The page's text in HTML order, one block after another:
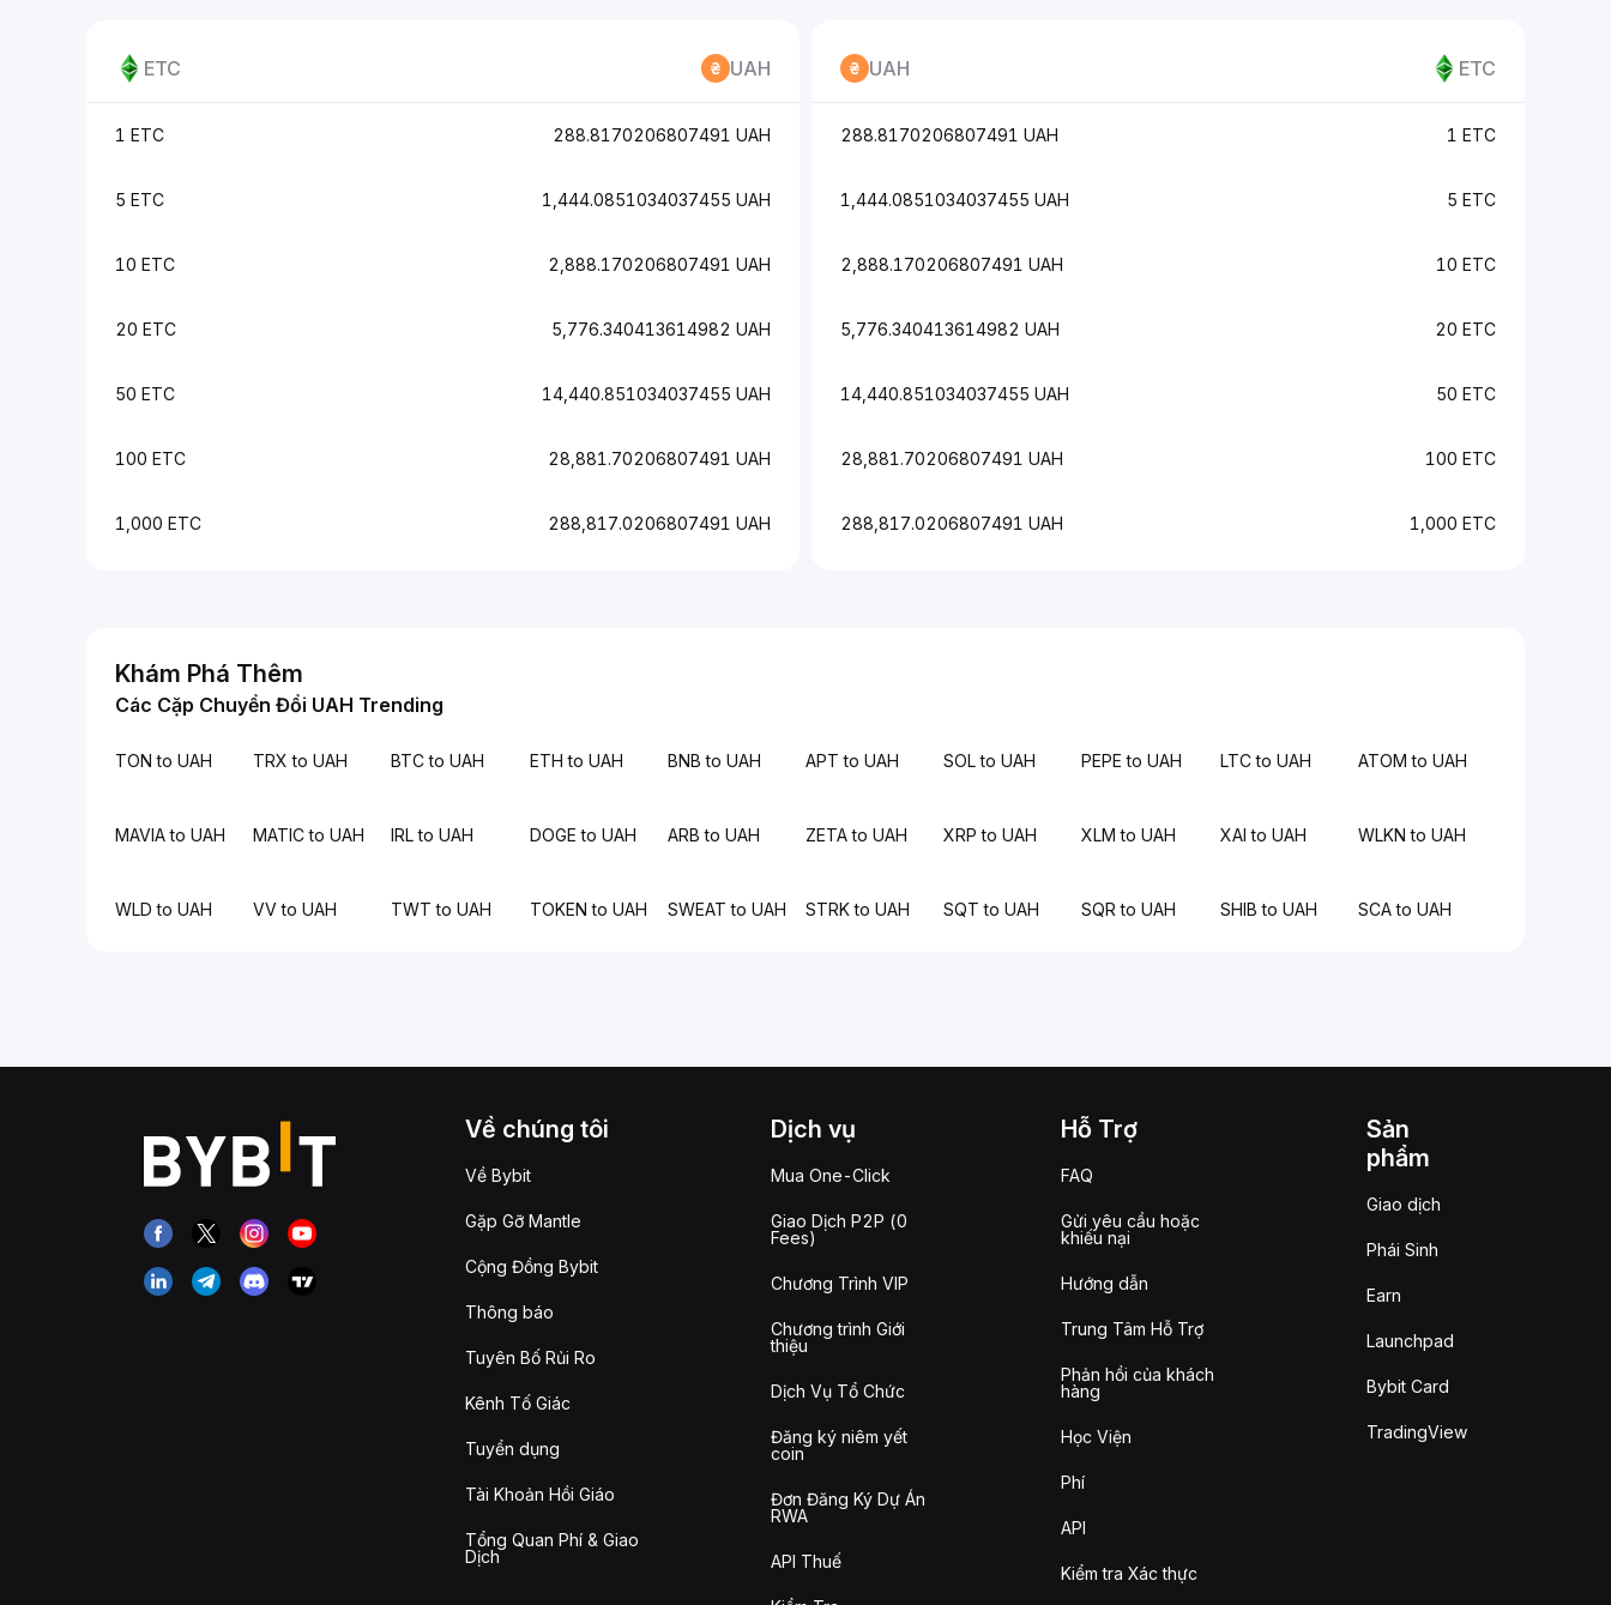
ETC UAH
1 ETC 288.8170206807491 UAH
5 ETC 1,444.0851034037455 UAH
10 ETC 2,888.170206807491 UAH
20 ETC 5,776.340413614982 UAH
50 ETC 14,440.851034037455 UAH
100 ETC 28,881.70206807491 UAH
1,000 ETC 288,817.0206807491 UAH
UAH ETC
288.8170206807491 UAH 1 ETC
1,444.0851034037455 UAH 5 ETC
2,888.170206807491 UAH 10 ETC
5,776.340413614982 UAH 20 ETC
14,440.851034037455 UAH 50 ETC
28,881.70206807491 UAH 100 ETC
288,817.0206807491 UAH 1,000 ETC
Khám Phá Thêm
Các Cặp Chuyển Đổi UAH Trending
TON to UAH TRX to UAH BTC to UAH ETH to UAH BNB to UAH APT to UAH SOL to UAH PEPE to UAH LTC to UAH ATOM to UAH
MAVIA to UAH MATIC to UAH IRL to UAH DOGE to UAH ARB to UAH ZETA to UAH XRP to UAH XLM to UAH XAI to UAH WLKN to UAH
WLD to UAH VV to UAH TWT to UAH TOKEN to UAH SWEAT to UAH STRK to UAH SQT to UAH SQR to UAH SHIB to UAH SCA to UAH
Về chúng tôi
Về Bybit
Gặp Gỡ Mantle
Cộng Đồng Bybit
Thông báo
Tuyên Bố Rủi Ro
Kênh Tố Giác
Tuyển dụng
Tài Khoản Hồi Giáo
Tổng Quan Phí & Giao
Dịch
Dịch vụ
Mua One-Click
Giao Dịch P2P (0
Fees)
Chương Trình VIP
Chương trình Giới
thiệu
Dịch Vụ Tổ Chức
Đăng ký niêm yết
coin
Đơn Đăng Ký Dự Án
RWA
API Thuế
Hỗ Trợ
FAQ
Gửi yêu cầu hoặc
khiếu nại
Hướng dẫn
Trung Tâm Hỗ Trợ
Phản hồi của khách
hàng
Học Viện
Phí
API
Kiểm tra Xác thực
Sản
phẩm
Giao dịch
Phái Sinh
Earn
Launchpad
Bybit Card
TradingView